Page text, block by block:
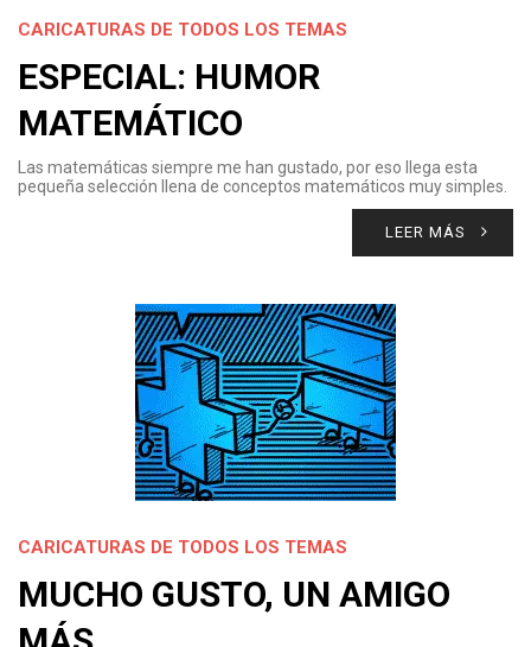
CARICATURAS DE TODOS LOS TEMAS
ESPECIAL: HUMOR
MATEMÁTICO
Las matemáticas siempre me han gustado, por eso llega esta
pequeña selección llena de conceptos matemáticos muy simples.
LEER MÁS
CARICATURAS DE TODOS LOS TEMAS
MUCHO GUSTO, UN AMIGO